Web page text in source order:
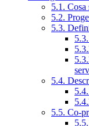
5.1.
5.2.
5.3.
5.4.
5.5. Co-